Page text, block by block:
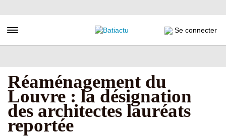
au
principal
Toggle navigation Se connecter
Réaménagement du
Louvre : la désignation
des architectes lauréats
reportée